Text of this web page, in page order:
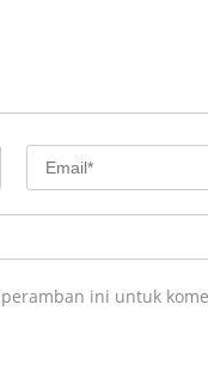
ini untuk